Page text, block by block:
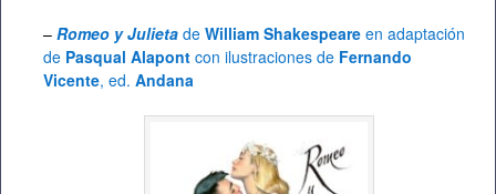
– Romeo y Julieta de William Shakespeare en adaptación
de Pasqual Alapont con ilustraciones de Fernando
Vicente, ed. Andana